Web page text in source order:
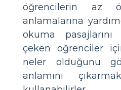
öğrencilerin az
anlamalarına
okuma
çeken öğrenciler
neler olduğunu
anlamını